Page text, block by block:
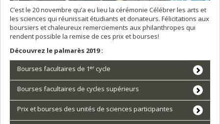
C’est le 20 novembre qu’a eu lieu la cérémonie Célébrer les arts et
les sciences qui réunissait étudiants et donateurs. Félicitations aux
boursiers et chaleureux remerciements aux philanthropes qui
rendent possible la remise de ces prix et bourses!
Découvrez le palmarès 2019 :
Bourses facultaires de 1er cycle
Bourses facultaires de cycles supérieurs
Prix et bourses des unités de sciences participantes